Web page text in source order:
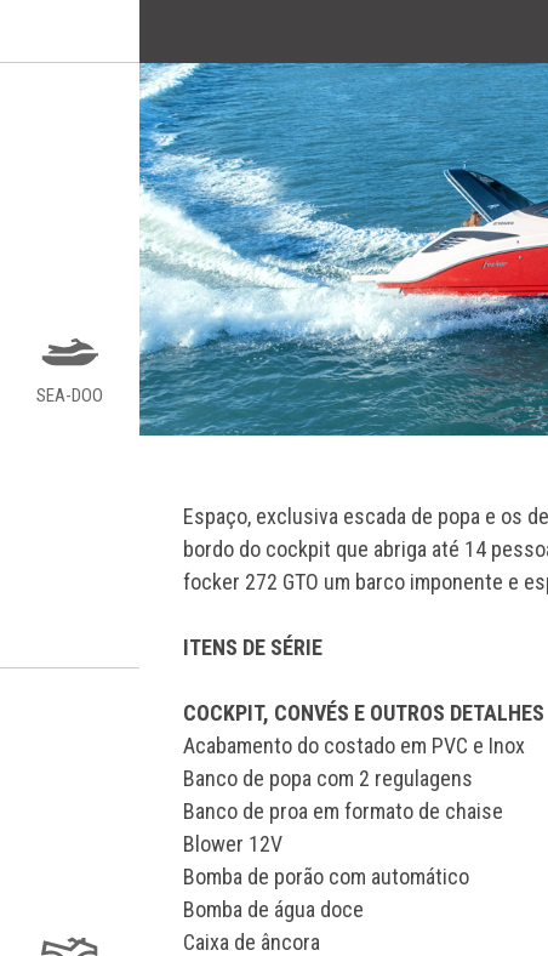
SEA-DOO
Espaço, exclusiva escada de popa e os
bordo do cockpit que abriga até 14
focker 272 GTO um barco imponente e
ITENS DE SÉRIE
COCKPIT, CONVÉS E OUTROS DETALHES
Acabamento do costado em PVC e Inox
Banco de popa com 2 regulagens
Banco de proa em formato de chaise
Blower 12V
Bomba de porão com automático
Bomba de água doce
Caixa de âncora